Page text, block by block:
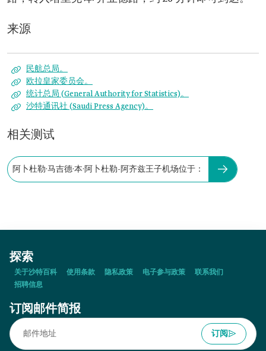
来源
民航总局。
欧拉皇家委员会。
统计总局 (General Authority for Statistics)。
沙特通讯社 (Saudi Press Agency)。
相关测试
阿卜杜勒·马吉德·本·阿卜杜勒-阿齐兹王子机场位于：
探索
关于沙特百科 使用条款 隐私政策 电子参与政策
联系我们
招聘信息
订阅邮件简报
订阅